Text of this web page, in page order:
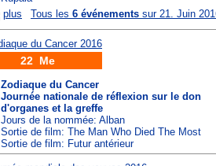
plus
Tous les 6 événements sur 21. Juin
22 Me
Zodiaque du Cancer
Journée nationale de réflexion sur le don
d'organes et la greffe
Jours de la nommée: Alban
Sortie de film: The Man Who Died The Most
Sortie de film: Futur antérieur